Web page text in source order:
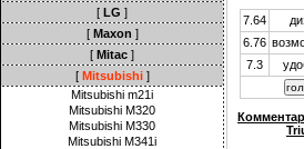
[ LG ]
[ Maxon ]
[ Mitac ]
[ Mitsubishi]
Mitsubishi m21i
Mitsubishi M320
Mitsubishi M330
Mitsubishi M341i
7.64
6.76
7.3